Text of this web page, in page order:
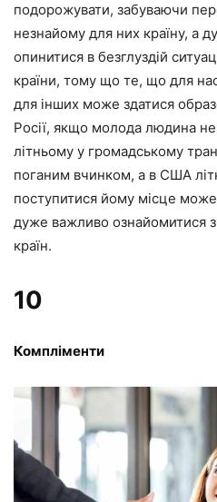
подорожувати, забуваючи
незнайому для них країну, а
опинитися в безглуздій
країни, тому що те, що для
для інших може здатися
Росії, якщо молода людина
літньому у громадському
поганим вчинком, а в США
поступитися йому місце
дуже важливо ознайомитися
країн.
10
Компліменти